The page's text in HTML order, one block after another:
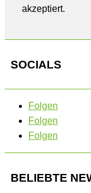
akzeptiert.
SOCIALS
Folgen
Folgen
Folgen
BELIEBTE